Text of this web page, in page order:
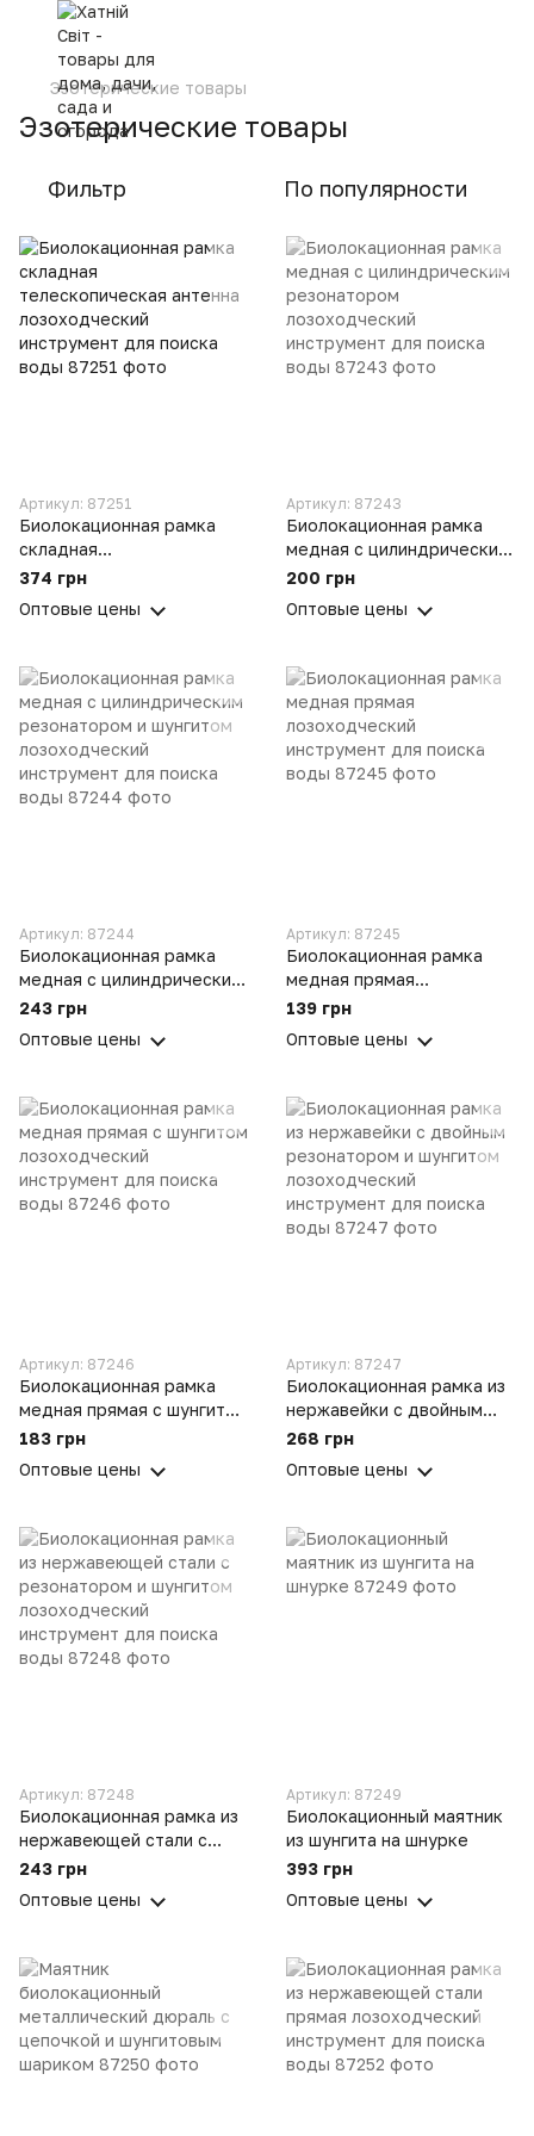
Эзотерические товары
Эзотерические товары
Фильтр По популярности
Артикул: 87251
Биолокационная рамка
складная
телескопическая антенна
инструмент для поиска
374 грн
Оптовые цены
Артикул: 87243
Биолокационная рамка
медная с цилиндрическим
резонатором
инструмент для поиска
200 грн
Оптовые цены
Артикул: 87244
Биолокационная рамка
медная с цилиндрическим
резонатором и шунгитом
инструмент для поиска
243 грн
Оптовые цены
Артикул: 87245
Биолокационная рамка
медная прямая
лозоходческий
воды
139 грн
Оптовые цены
Артикул: 87246
Биолокационная рамка
медная прямая с шунгитом
лозоходческий
воды
183 грн
Оптовые цены
Артикул: 87247
Биолокационная рамка из
нержавейки с двойным
резонатором и шунгитом
инструмент для поиска
268 грн
Оптовые цены
Артикул: 87248
Биолокационная рамка из
нержавеющей стали с
резонатором и шунгитом
инструмент для поиска
243 грн
Оптовые цены
Артикул: 87249
Биолокационный маятник
из шунгита на шнурке
393 грн
Оптовые цены